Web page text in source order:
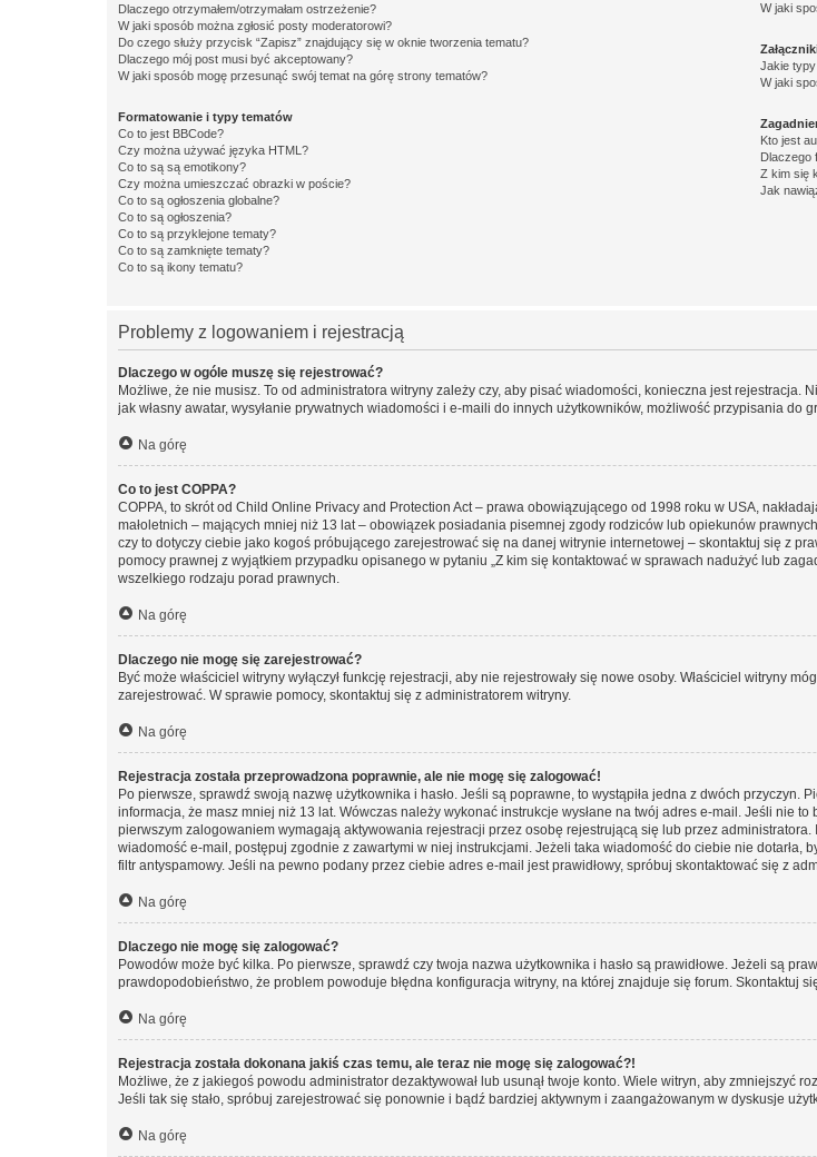
Dlaczego otrzymałem/otrzymałam ostrzeżenie?
W jaki sposób można zgłosić posty moderatorowi?
Do czego służy przycisk “Zapisz” znajdujący się w oknie tworzenia tematu?
Dlaczego mój post musi być akceptowany?
W jaki sposób mogę przesunąć swój temat na górę strony tematów?
Formatowanie i typy tematów
Co to jest BBCode?
Czy można używać języka HTML?
Co to są są emotikony?
Czy można umieszczać obrazki w poście?
Co to są ogłoszenia globalne?
Co to są ogłoszenia?
Co to są przyklejone tematy?
Co to są zamknięte tematy?
Co to są ikony tematu?
W jaki
Jakie
W jaki
Kto jest
Dlaczego
Z kim się
Jak
Problemy z logowaniem i rejestracją
Dlaczego w ogóle muszę się rejestrować?
Możliwe, że nie musisz. To od administratora witryny zależy czy, aby pisać wiadomości, konieczna jest
jak własny awatar, wysyłanie prywatnych wiadomości i e-maili do innych użytkowników, możliwość przypisania
Na górę
Co to jest COPPA?
COPPA, to skrót od Child Online Privacy and Protection Act – prawa obowiązującego od 1998 roku w USA,
małoletnich – mających mniej niż 13 lat – obowiązek posiadania pisemnej zgody rodziców lub opiekunów
czy to dotyczy ciebie jako kogoś próbującego zarejestrować się na danej witrynie internetowej – skontaktuj się z
pomocy prawnej z wyjątkiem przypadku opisanego w pytaniu „Z kim się kontaktować w sprawach nadużyć lub
wszelkiego rodzaju porad prawnych.
Na górę
Dlaczego nie mogę się zarejestrować?
Być może właściciel witryny wyłączył funkcję rejestracji, aby nie rejestrowały się nowe osoby. Właściciel witryny
zarejestrować. W sprawie pomocy, skontaktuj się z administratorem witryny.
Na górę
Rejestracja została przeprowadzona poprawnie, ale nie mogę się zalogować!
Po pierwsze, sprawdź swoją nazwę użytkownika i hasło. Jeśli są poprawne, to wystąpiła jedna z dwóch przyczyn.
informacja, że masz mniej niż 13 lat. Wówczas należy wykonać instrukcje wysłane na twój adres e-mail. Jeśli nie
pierwszym zalogowaniem wymagają aktywowania rejestracji przez osobę rejestrującą się lub przez administratora.
wiadomość e-mail, postępuj zgodnie z zawartymi w niej instrukcjami. Jeżeli taka wiadomość do ciebie nie dotarła,
filtr antyspamowy. Jeśli na pewno podany przez ciebie adres e-mail jest prawidłowy, spróbuj skontaktować się z
Na górę
Dlaczego nie mogę się zalogować?
Powodów może być kilka. Po pierwsze, sprawdź czy twoja nazwa użytkownika i hasło są prawidłowe. Jeżeli są
prawdopodobieństwo, że problem powoduje błędna konfiguracja witryny, na której znajduje się forum. Skontaktuj
Na górę
Rejestracja została dokonana jakiś czas temu, ale teraz nie mogę się zalogować?!
Możliwe, że z jakiegoś powodu administrator dezaktywował lub usunął twoje konto. Wiele witryn, aby zmniejszyć
Jeśli tak się stało, spróbuj zarejestrować się ponownie i bądź bardziej aktywnym i zaangażowanym w dyskusje
Na górę